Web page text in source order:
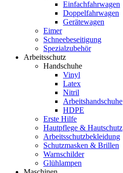
Einfachfahrwagen
Doppelfahrwagen
Gerätewagen
Eimer
Schneebeseitigung
Spezialzubehör
Arbeitsschutz
Handschuhe
Vinyl
Latex
Nitril
Arbeitshandschuhe
HDPE
Erste Hilfe
Hautpflege & Hautschutz
Arbeitsschutzbekleidung
Schutzmasken & Brillen
Warnschilder
Glühlampen